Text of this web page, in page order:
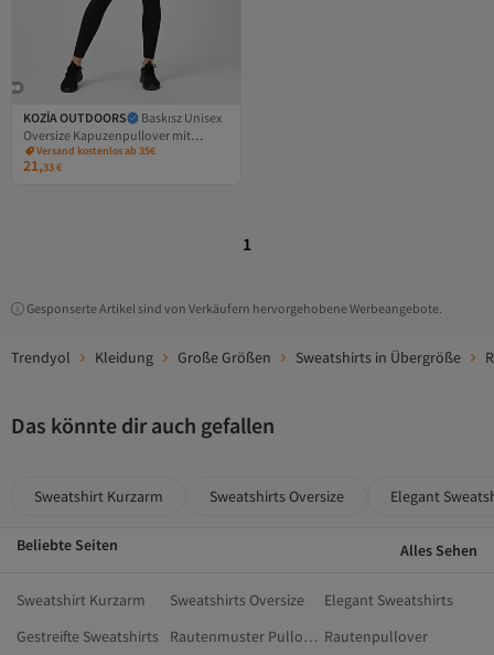
KOZİA OUTDOORS
Baskısz Unisex
Oversize Kapuzenpullover mit
bequemer Passform
Versand kostenlos ab 35€
21,33€
1
Gesponserte Artikel sind von Verkäufern hervorgehobene Werbeangebote.
Trendyol Kleidung Große Größen Sweatshirts in Übergröße
Das könnte dir auch gefallen
Sweatshirt Kurzarm Sweatshirts Oversize Elegant
Beliebte Seiten Alles Sehen
Sweatshirt Kurzarm Sweatshirts Oversize
Elegant Sweatshirts
Gestreifte Sweatshirts
Rautenmuster Pullover Rautenpullover